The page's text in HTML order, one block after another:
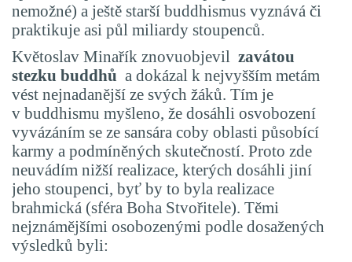
nemožné) a ještě starší buddhismus vyznává či
praktikuje asi půl miliardy stoupenců.
Květoslav Minařík znovuobjevil zavátou
stezku buddhů a dokázal k nejvyšším metám
vést nejnadanější ze svých žáků. Tím je
v buddhismu myšleno, že dosáhli osvobození
vyvázáním se ze sansára coby oblasti působící
karmy a podmíněných skutečností. Proto zde
neuvádím nižší realizace, kterých dosáhli jiní
jeho stoupenci, byť by to byla realizace
brahmická (sféra Boha Stvořitele). Těmi
nejznámějšími osobozenými podle dosažených
výsledků byli: